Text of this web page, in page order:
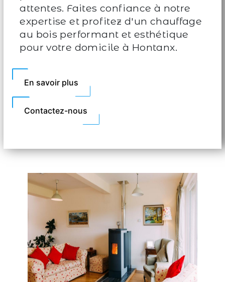
attentes. Faites confiance à notre
expertise et profitez d'un chauffage
au bois performant et esthétique
pour votre domicile à Hontanx.
En savoir plus
Contactez-nous